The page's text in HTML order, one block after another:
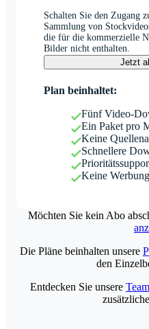
Schalten Sie den Zugang
Sammlung von
die für die kommerzielle
Bilder nicht enthalten.
Jetzt
Plan beinhaltet:
Fünf Video-
Ein Paket pro
Keine
Schnellere
Keine Werbung
Möchten Sie kein Abo
Die Pläne beinhalten unsere
den
Entdecken Sie unsere Team